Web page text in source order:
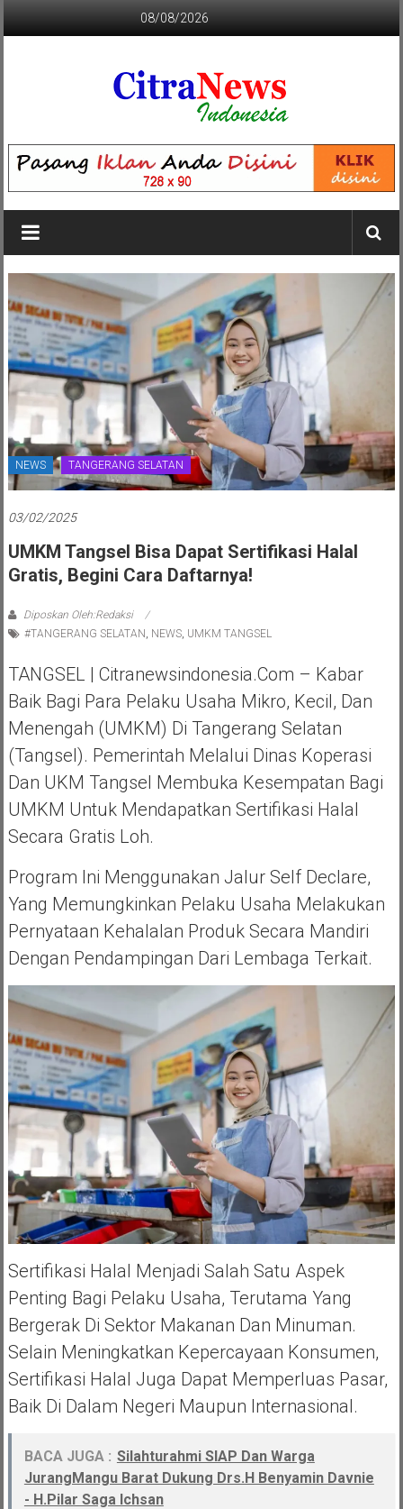
08/08/2026
CITRANEWS
INDONESIA
BERANI
DAN
KRISTIS
NEWS TANGERANG SELATAN
03/02/2025
UMKM Tangsel Bisa Dapat Sertifikasi Halal
Gratis, Begini Cara Daftarnya!
Diposkan Oleh:Redaksi
#TANGERANG SELATAN, NEWS, UMKM TANGSEL
TANGSEL | Citranewsindonesia.com – Kabar
Baik Bagi Para Pelaku Usaha Mikro, Kecil, Dan
Menengah (UMKM) Di Tangerang Selatan
(Tangsel). Pemerintah Melalui Dinas Koperasi
Dan UKM Tangsel Membuka Kesempatan Bagi
UMKM Untuk Mendapatkan Sertifikasi Halal
Secara Gratis Loh.
Program Ini Menggunakan Jalur Self Declare,
Yang Memungkinkan Pelaku Usaha Melakukan
Pernyataan Kehalalan Produk Secara Mandiri
Dengan Pendampingan Dari Lembaga Terkait.
Sertifikasi Halal Menjadi Salah Satu Aspek
Penting Bagi Pelaku Usaha, Terutama Yang
Bergerak Di Sektor Makanan Dan Minuman.
Selain Meningkatkan Kepercayaan Konsumen,
Sertifikasi Halal Juga Dapat Memperluas Pasar,
Baik Di Dalam Negeri Maupun Internasional.
BACA JUGA : Silahturahmi SIAP Dan Warga
JurangMangu Barat Dukung Drs.H Benyamin Davnie
- H.Pilar Saga Ichsan